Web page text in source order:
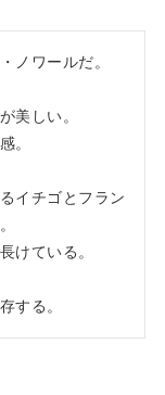
ノワールだ。
美しい。
。
イチゴとフラン
けている。
する。